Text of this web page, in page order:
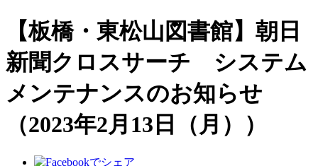
【板橋・東松山図書館】朝日
新聞クロスサーチ システム
メンテナンスのお知らせ
（2023年2月13日（月））